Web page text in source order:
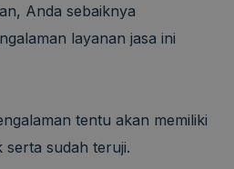
Anda sebaiknya
layanan jasa ini
tentu akan memiliki
serta sudah teruji.